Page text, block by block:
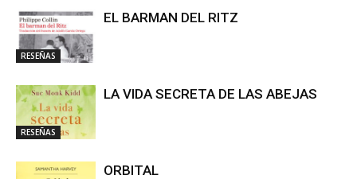
RESEÑAS
EL BARMAN DEL RITZ
RESEÑAS
LA VIDA SECRETA DE LAS ABEJAS
ORBITAL